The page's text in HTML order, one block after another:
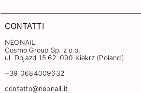
CONTATTI
NEONAIL
Cosmo Group Sp. z o.o.
ul. Dojazd 15 62-090 Kiekrz (Poland)
+39 0684009632
contatto@neonail.it